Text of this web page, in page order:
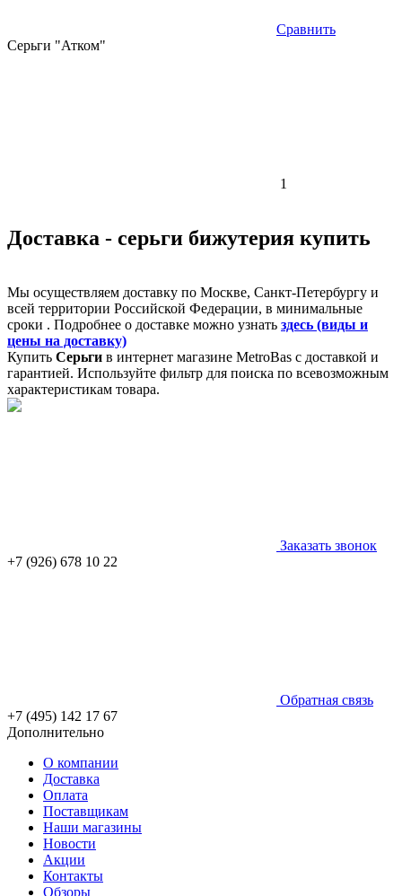
Сравнить
Серьги "Атком"
1
Доставка - серьги бижутерия купить
Мы осуществляем доставку по Москве, Санкт-Петербургу и
всей территории Российской Федерации, в минимальные
сроки . Подробнее о доставке можно узнать здесь (виды и
цены на доставку)
Купить Серьги в интернет магазине MetroBas с доставкой и
гарантией. Используйте фильтр для поиска по всевозможным
характеристикам товара.
Заказать звонок
+7 (926) 678 10 22
Обратная связь
+7 (495) 142 17 67
Дополнительно
О компании
Доставка
Оплата
Поставщикам
Наши магазины
Новости
Акции
Контакты
Обзоры